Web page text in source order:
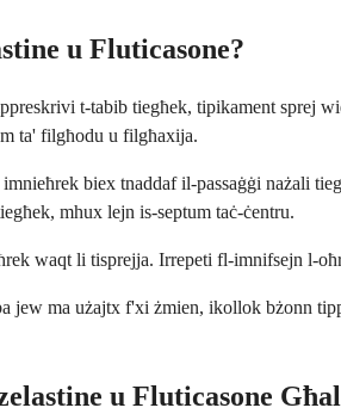
u Fluticasone?
t-tabib tiegħek, tipikament sprej
ta' filgħodu u filgħaxija.
biex tnaddaf il-passaġġi nażali
mhux lejn is-septum taċ-ċentru.
waqt li tisprejja. Irrepeti fl-imnifsejn l-
jew ma użajtx f'xi żmien, ikollok bżonn
u Fluticasone